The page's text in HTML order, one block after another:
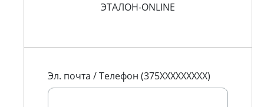
ЭТАЛОН-ONLINE
Эл. почта / Телефон (375XXXXXXXXX)